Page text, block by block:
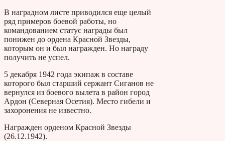
В наградном листе приводился еще целый
ряд примеров боевой работы, но
командованием статус награды был
понижен до ордена Красной Звезды,
которым он и был награжден. Но награду
получить не успел.
5 декабря 1942 года экипаж в составе
которого был старший сержант Сиганов не
вернулся из боевого вылета в район город
Ардон (Северная Осетия). Место гибели и
захоронения не известно.
Награжден орденом Красной Звезды
(26.12.1942).